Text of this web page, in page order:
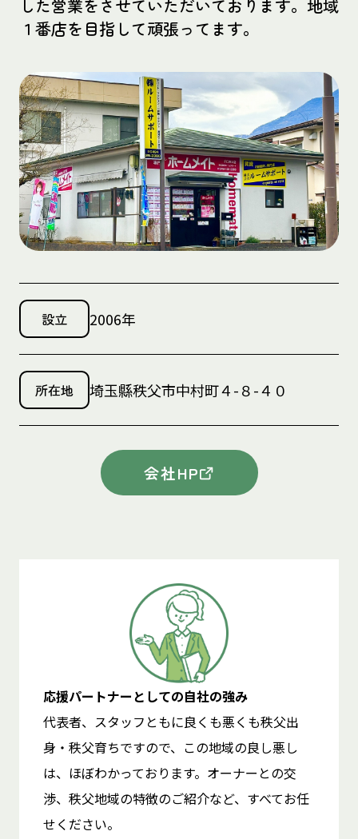
した営業をさせていただいております。地域
１番店を目指して頑張ってます。
設立 2006年
所在地 埼玉縣秩父市中村町４-８-４０
会社HP
応援パートナーとしての自社の強み
代表者、スタッフともに良くも悪くも秩父出
身・秩父育ちですので、この地域の良し悪し
は、ほぼわかっております。オーナーとの交
渉、秩父地域の特徴のご紹介など、すべてお任
せください。